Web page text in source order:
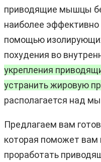
приводящие мышцы
наиболее
помощью
похудения во
укрепления
устранить жировую
располагается над
Предлагаем вам
которая поможет вам
проработать